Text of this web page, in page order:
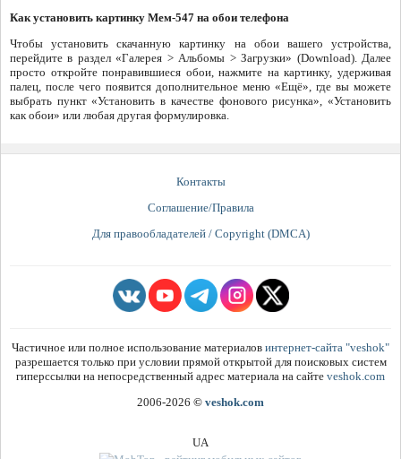
Как установить картинку Мем-547 на обои телефона
Чтобы установить скачанную картинку на обои вашего устройства,
перейдите в раздел «Галерея > Альбомы > Загрузки» (Download). Далее
просто откройте понравившиеся обои, нажмите на картинку, удерживая
палец, после чего появится дополнительное меню «Ещё», где вы можете
выбрать пункт «Установить в качестве фонового рисунка», «Установить
как обои» или любая другая формулировка.
Контакты
Соглашение/Правила
Для правообладателей / Copyright (DMCA)
Частичное или полное использование материалов интернет-сайта "veshok"
разрешается только при условии прямой открытой для поисковых систем
гиперссылки на непосредственный адрес материала на сайте veshok.com
2006-2026 © veshok.com
UA